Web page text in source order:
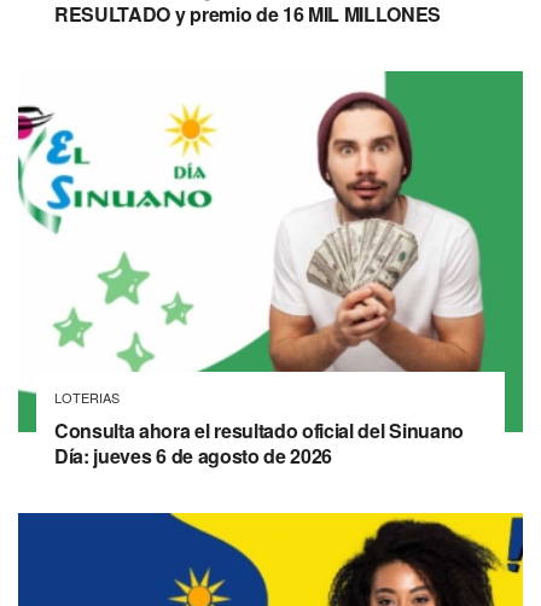
RESULTADO y premio de 16 MIL MILLONES
LOTERIAS
Consulta ahora el resultado oficial del Sinuano
Día: jueves 6 de agosto de 2026